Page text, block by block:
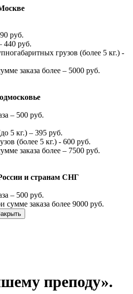
руб.
440 руб.
грузов (более 5 кг.) -
заказа более – 5000 руб.
– 500 руб.
5 кг.) – 395 руб.
(более 5 кг.) - 600 руб.
заказа более – 7500 руб.
и странам СНГ
– 500 руб.
сумме заказа более 9000 руб.
преподу».